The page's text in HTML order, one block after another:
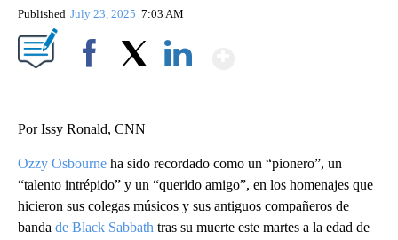
Published July 23, 2025 7:03 AM
Por Issy Ronald, CNN
Ozzy Osbourne ha sido recordado como un “pionero”, un
“talento intrépido” y un “querido amigo”, en los homenajes que
hicieron sus colegas músicos y sus antiguos compañeros de
banda de Black Sabbath tras su muerte este martes a la edad de